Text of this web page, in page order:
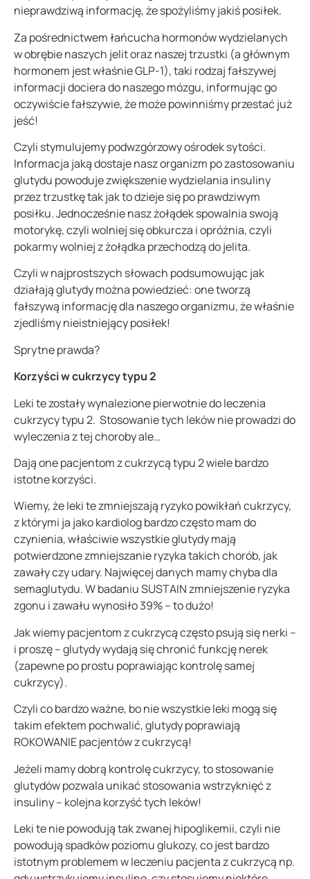
nieprawdziwą informację, że spożyliśmy jakiś posiłek.
Za pośrednictwem łańcucha hormonów wydzielanych
w obrębie naszych jelit oraz naszej trzustki (a głównym
hormonem jest właśnie GLP-1), taki rodzaj fałszywej
informacji dociera do naszego mózgu, informując go
oczywiście fałszywie, że może powinniśmy przestać już
jeść!
Czyli stymulujemy podwzgórzowy ośrodek sytości.
Informacja jaką dostaje nasz organizm po zastosowaniu
glutydu powoduje zwiększenie wydzielania insuliny
przez trzustkę tak jak to dzieje się po prawdziwym
posiłku. Jednocześnie nasz żołądek spowalnia swoją
motorykę, czyli wolniej się obkurcza i opróżnia, czyli
pokarmy wolniej z żołądka przechodzą do jelita.
Czyli w najprostszych słowach podsumowując jak
działają glutydy można powiedzieć: one tworzą
fałszywą informację dla naszego organizmu, że właśnie
zjedliśmy nieistniejący posiłek!
Sprytne prawda?
Korzyści w cukrzycy typu 2
Leki te zostały wynalezione pierwotnie do leczenia
cukrzycy typu 2. Stosowanie tych leków nie prowadzi do
wyleczenia z tej choroby ale…
Dają one pacjentom z cukrzycą typu 2 wiele bardzo
istotne korzyści.
Wiemy, że leki te zmniejszają ryzyko powikłań cukrzycy,
z którymi ja jako kardiolog bardzo często mam do
czynienia, właściwie wszystkie glutydy mają
potwierdzone zmniejszanie ryzyka takich chorób, jak
zawały czy udary. Najwięcej danych mamy chyba dla
semaglutydu. W badaniu SUSTAIN zmniejszenie ryzyka
zgonu i zawału wynosiło 39% – to dużo!
Jak wiemy pacjentom z cukrzycą często psują się nerki –
i proszę – glutydy wydają się chronić funkcję nerek
(zapewne po prostu poprawiając kontrolę samej
cukrzycy).
Czyli co bardzo ważne, bo nie wszystkie leki mogą się
takim efektem pochwalić, glutydy poprawiają
ROKOWANIE pacjentów z cukrzycą!
Jeżeli mamy dobrą kontrolę cukrzycy, to stosowanie
glutydów pozwala unikać stosowania wstrzyknięć z
insuliny – kolejna korzyść tych leków!
Leki te nie powodują tak zwanej hipoglikemii, czyli nie
powodują spadków poziomu glukozy, co jest bardzo
istotnym problemem w leczeniu pacjenta z cukrzycą np.